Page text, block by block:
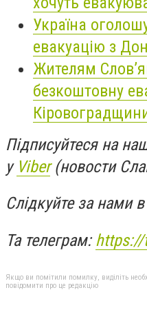
Україна
евакуацію з
Жителям
безкоштовну
Підписуйтеся на
у Viber(новости
Слідкуйте за нами в
Та телеграм:https://
Якщо ви помітили помилку, виділіть
повідомити про це редакцію